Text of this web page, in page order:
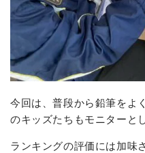
今回は、普段から鉛筆をよ
のキッズたちもモニターと
ランキングの評価には加味